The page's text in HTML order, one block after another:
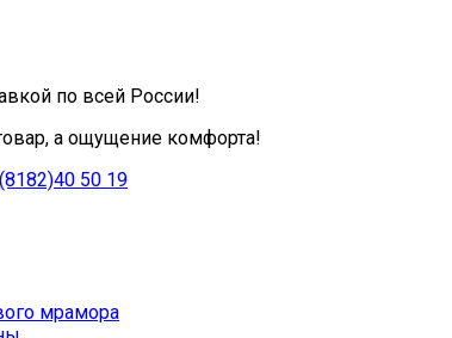
по всей России!
а ощущение комфорта!
50 19
мрамора